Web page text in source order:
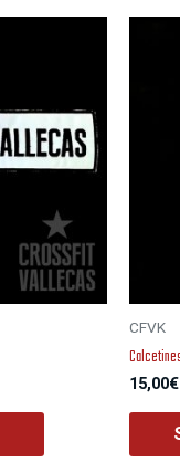
CFVK
15,00€